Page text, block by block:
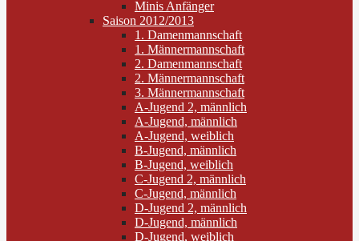
Minis Anfänger
Saison 2012/2013
1. Damenmannschaft
1. Männermannschaft
2. Damenmannschaft
2. Männermannschaft
3. Männermannschaft
A-Jugend 2, männlich
A-Jugend, männlich
A-Jugend, weiblich
B-Jugend, männlich
B-Jugend, weiblich
C-Jugend 2, männlich
C-Jugend, männlich
D-Jugend 2, männlich
D-Jugend, männlich
D-Jugend, weiblich